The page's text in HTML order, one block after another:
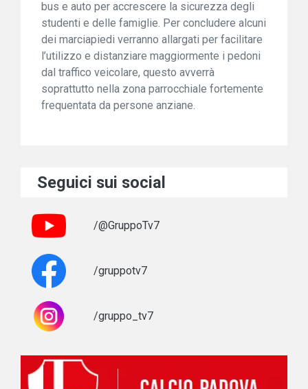
bus e auto per accrescere la sicurezza degli
studenti e delle famiglie. Per concludere alcuni
dei marciapiedi verranno allargati per facilitare
l’utilizzo e distanziare maggiormente i pedoni
dal traffico veicolare, questo avverrà
soprattutto nella zona parrocchiale fortemente
frequentata da persone anziane.
Seguici sui social
/@GruppoTv7
/gruppotv7
/gruppo_tv7